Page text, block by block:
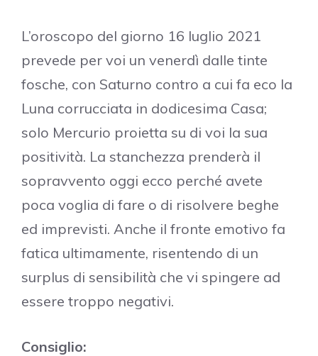
L’oroscopo del giorno 16 luglio 2021
prevede per voi un venerdì dalle tinte
fosche, con Saturno contro a cui fa eco la
Luna corrucciata in dodicesima Casa;
solo Mercurio proietta su di voi la sua
positività. La stanchezza prenderà il
sopravvento oggi ecco perché avete
poca voglia di fare o di risolvere beghe
ed imprevisti. Anche il fronte emotivo fa
fatica ultimamente, risentendo di un
surplus di sensibilità che vi spingere ad
essere troppo negativi.
Consiglio: